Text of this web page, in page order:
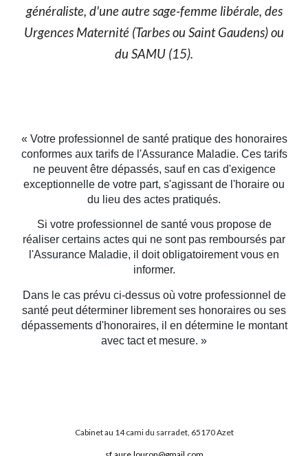
généraliste, d'une autre sage-femme libérale, des
Urgences Maternité (Tarbes ou Saint Gaudens) ou
du SAMU (15).
« Votre professionnel de santé pratique des honoraires
conformes aux tarifs de l'Assurance Maladie. Ces tarifs
ne peuvent être dépassés, sauf en cas d'exigence
exceptionnelle de votre part, s'agissant de l'horaire ou
du lieu des actes pratiqués.
Si votre professionnel de santé vous propose de
réaliser certains actes qui ne sont pas remboursés par
l'Assurance Maladie, il doit obligatoirement vous en
informer.
Dans le cas prévu ci-dessus où votre professionnel de
santé peut déterminer librement ses honoraires ou ses
dépassements d'honoraires, il en détermine le montant
avec tact et mesure. »
Cabinet au 14 cami du sarradet, 65170 Azet